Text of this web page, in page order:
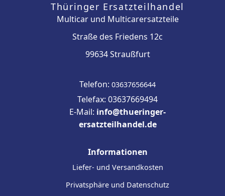
Thüringer Ersatzteilhandel
Multicar und Multicarersatzteile
Straße des Friedens 12c
99634 Straußfurt
Telefon: 03637656644
Telefax: 03637669494
E-Mail: info@thueringer-
ersatzteilhandel.de
Informationen
Liefer- und Versandkosten
Privatsphäre und Datenschutz